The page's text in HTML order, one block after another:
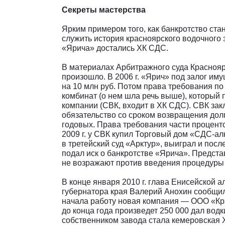
Секреты мастерства
Ярким примером того, как банкротство
служить история красноярского
«Ярича» достались ХК СДС.
В материалах Арбитражного суда
произошло. В 2006 г. «Ярич» под залог
на 10 млн руб. Потом права требования
комбинат (о нем шла речь выше), который
компании (СВК, входит в ХК СДС). СВК
обязательство со сроком возвращения
годовых. Права требования части
2009 г. у СВК купил Торговый дом «СДС-
в третейский суд «Арктур», выиграл и
подал иск о банкротстве «Ярича».
не возражают против введения
В конце января 2010 г. глава Енисейской
губернатора края Валерий Анохин
начала работу новая компания — ООО
до конца года произведет 250 000 дал
собственником завода стала